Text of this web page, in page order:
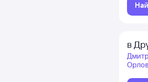
в